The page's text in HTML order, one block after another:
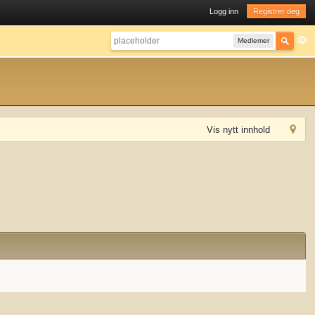
Logg inn Registrer deg
Medlemer
Vis nytt innhold